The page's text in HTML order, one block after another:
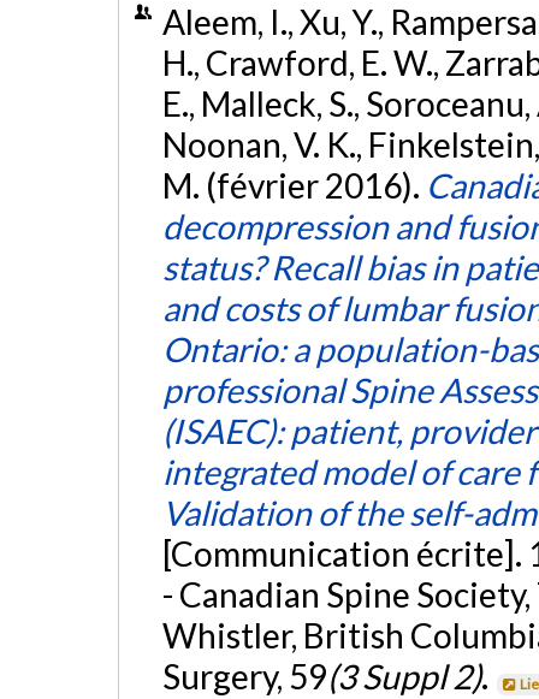
Aleem, I., Xu, Y.,
H., Crawford, E. W.,
E., Malleck, S.,
Noonan, V. K., Finkelstein,
M. (février 2016).
decompression and
status? Recall bias in
and costs of lumbar
Ontario: a population-
professional Spine
(ISAEC): patient,
integrated model of care
Validation of the self-
[Communication écrite].
- Canadian Spine
Whistler, British
Surgery, 59(3 Suppl 2).